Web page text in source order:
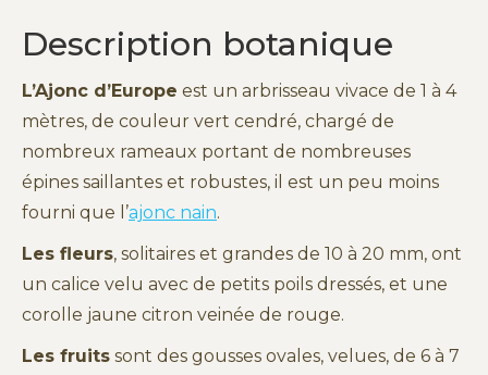
Description botanique
L’Ajonc d’Europe est un arbrisseau vivace de 1 à 4
mètres, de couleur vert cendré, chargé de
nombreux rameaux portant de nombreuses
épines saillantes et robustes, il est un peu moins
fourni que l’ajonc nain.
Les fleurs, solitaires et grandes de 10 à 20 mm, ont
un calice velu avec de petits poils dressés, et une
corolle jaune citron veinée de rouge.
Les fruits sont des gousses ovales, velues, de 6 à 7